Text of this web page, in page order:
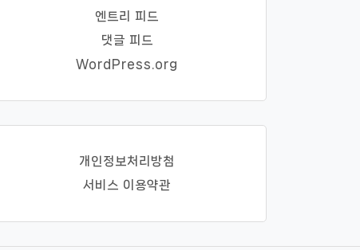
엔트리 피드
댓글 피드
WordPress.org
개인정보처리방첨
서비스 이용약관